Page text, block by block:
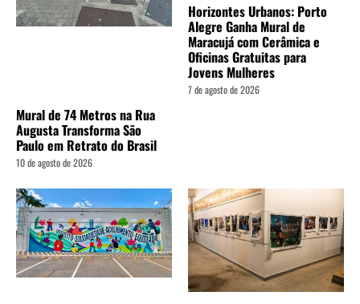
Mural de 74 Metros na Rua
Augusta Transforma São
Paulo em Retrato do Brasil
10 de agosto de 2026
Horizontes Urbanos: Porto
Alegre Ganha Mural de
Maracujá com Cerâmica e
Oficinas Gratuitas para
Jovens Mulheres
7 de agosto de 2026